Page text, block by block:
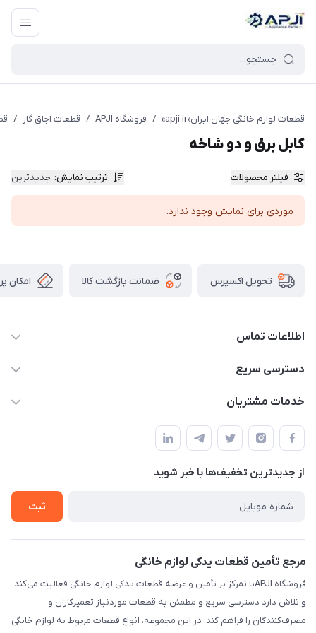
قطعات یدکی و جانبی لوازم خانگی جهان ایران
قطعات لوازم خانگی جهان ایران«apji.ir» / فروشگاه APJI / قطعات اجاق گاز /
کابل برق و دو شاخه
فیلتر محصولات ترتیب نمایش: جدیدترین
موردی برای نمایش وجود ندارد.
تحویل اکسپرس ضمانت بازگشت کالا امکان
اطلاعات تماس
09106753413
دسترسی سریع
حساب کاربری
لیست محصولات
درباره ما
خدمات مشتریان
قوانین و مقررات
حریم خصوصی
راهنما
از جدید‌ترین تخفیف‌ها با‌ خبر شوید
ثبت
مرجع تأمین قطعات یدکی لوازم خانگی
فروشگاه APJIبا تمرکز بر تأمین و عرضه قطعات یدکی لوازم خانگی فعالیت می‌کند
و تلاش دارد دسترسی سریع و مطمئن به قطعات موردنیاز تعمیرکاران و
مصرف‌کنندگان را فراهم کند. در این مجموعه، انواع قطعات مربوط به لوازم خانگی